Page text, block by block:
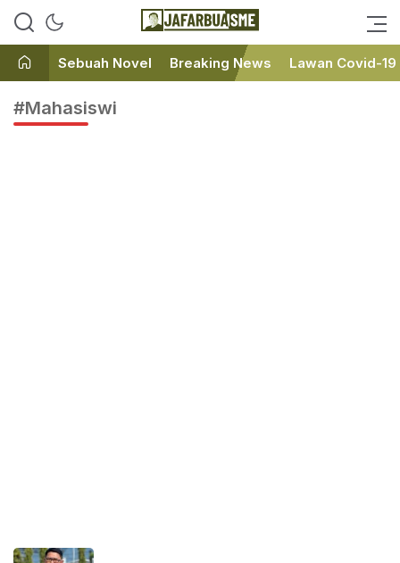
JafarBua
Ini bukan Media Online, Ini
Sebuah Novel Breaking News Lawan Covid-19
#Mahasiswi